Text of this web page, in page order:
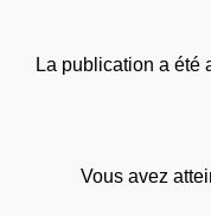
La publication a été
Vous avez